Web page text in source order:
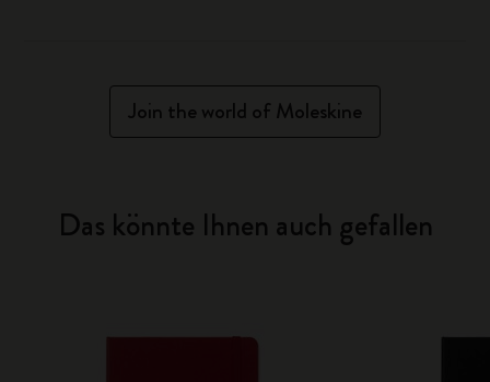
Join the world of Moleskine
Das könnte Ihnen auch gefallen